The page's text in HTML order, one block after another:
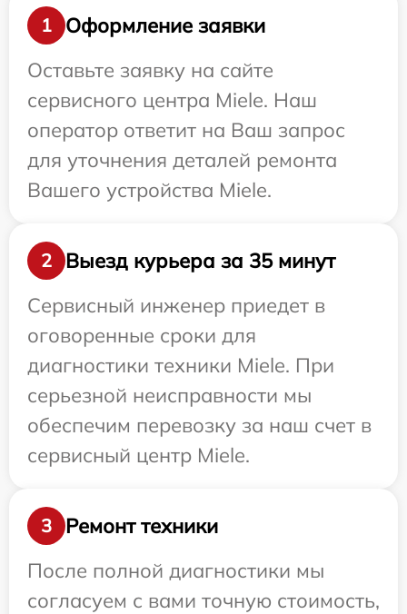
1
Оформление заявки
Оставьте заявку на сайте
сервисного центра Miele. Наш
оператор ответит на Ваш запрос
для уточнения деталей ремонта
Вашего устройства Miele.
2
Выезд курьера за 35 минут
Сервисный инженер приедет в
оговоренные сроки для
диагностики техники Miele. При
серьезной неисправности мы
обеспечим перевозку за наш счет в
сервисный центр Miele.
3
Ремонт техники
После полной диагностики мы
согласуем с вами точную стоимость,